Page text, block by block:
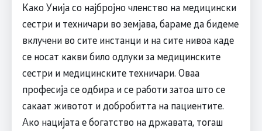
Како Унија со најбројно членство на медицински
сестри и техничари во земјава, бараме да бидеме
вклучени во сите инстанци и на сите нивоа каде
се носат какви било одлуки за медицинските
сестри и медицинските техничари. Оваа
професија се одбира и се работи затоа што се
сакаат животот и добробитта на пациентите.
Ако нацијата е богатство на државата, тогаш